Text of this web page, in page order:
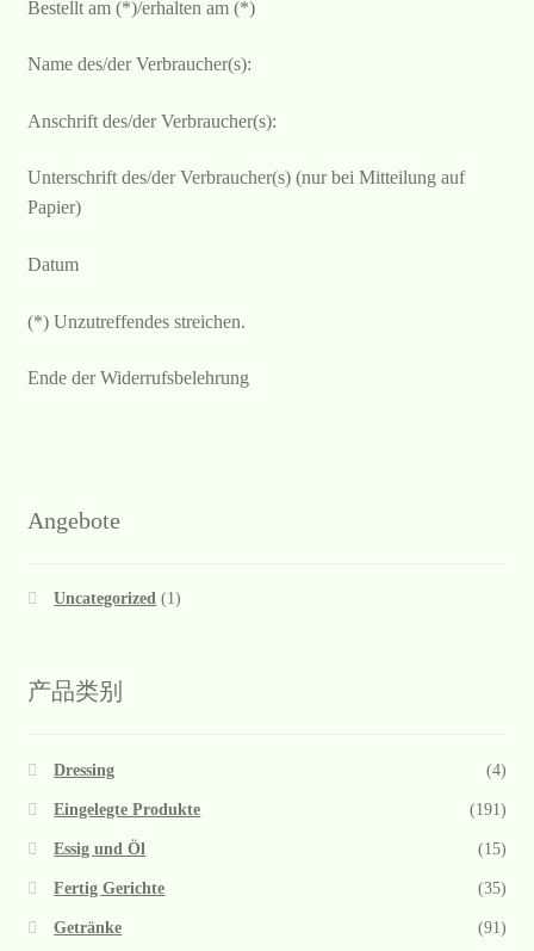
Bestellt am (*)/erhalten am (*)
Name des/der Verbraucher(s):
Anschrift des/der Verbraucher(s):
Unterschrift des/der Verbraucher(s) (nur bei Mitteilung auf
Papier)
Datum
(*) Unzutreffendes streichen.
Ende der Widerrufsbelehrung
Angebote
Uncategorized (1)
产品类别
Dressing (4)
Eingelegte Produkte (191)
Essig und Öl (15)
Fertig Gerichte (35)
Getränke (91)